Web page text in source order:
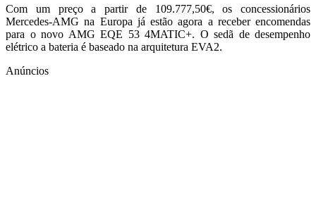
Com um preço a partir de 109.777,50€, os concessionários
Mercedes-AMG na Europa já estão agora a receber encomendas
para o novo AMG EQE 53 4MATIC+. O sedã de desempenho
elétrico a bateria é baseado na arquitetura EVA2.
Anúncios